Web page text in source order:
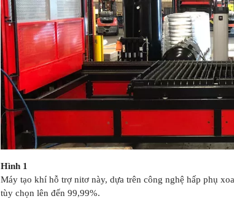
Hình 1
Máy tạo khí hỗ trợ nitơ này, dựa trên công nghệ hấp phụ
tùy chọn lên đến 99,99%.